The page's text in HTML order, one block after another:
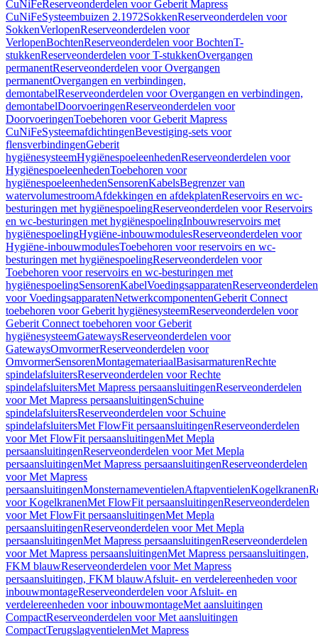
CuNiFeReserveonderdelen voor Geberit Mapress
CuNiFeSysteembuizen 2.1972SokkenReserveonderdelen voor
SokkenVerlopenReserveonderdelen voor
VerlopenBochtenReserveonderdelen voor BochtenT-
stukkenReserveonderdelen voor T-stukkenOvergangen
permanentReserveonderdelen voor Overgangen
permanentOvergangen en verbindingen,
demontabelReserveonderdelen voor Overgangen en verbindingen,
demontabelDoorvoeringenReserveonderdelen voor
DoorvoeringenToebehoren voor Geberit Mapress
CuNiFeSysteemafdichtingenBevestiging-sets voor
flensverbindingenGeberit
hygiënesysteemHygiënespoeleenhedenReserveonderdelen voor
HygiënespoeleenhedenToebehoren voor
hygiënespoeleenhedenSensorenKabelsBegrenzer van
watervolumestroomAfdekkingen en afdekplatenReservoirs en wc-
besturingen met hygiënespoelingReserveonderdelen voor Reservoirs
en wc-besturingen met hygiënespoelingInbouwreservoirs met
hygiënespoelingHygiëne-inbouwmodulesReserveonderdelen voor
Hygiëne-inbouwmodulesToebehoren voor reservoirs en wc-
besturingen met hygiënespoelingReserveonderdelen voor
Toebehoren voor reservoirs en wc-besturingen met
hygiënespoelingSensorenKabelVoedingsapparatenReserveonderdelen
voor VoedingsapparatenNetwerkcomponentenGeberit Connect
toebehoren voor Geberit hygiënesysteemReserveonderdelen voor
Geberit Connect toebehoren voor Geberit
hygiënesysteemGatewaysReserveonderdelen voor
GatewaysOmvormerReserveonderdelen voor
OmvormerSensorenMontagemateriaalBasisarmaturenRechte
spindelafsluitersReserveonderdelen voor Rechte
spindelafsluitersMet Mapress persaansluitingenReserveonderdelen
voor Met Mapress persaansluitingenSchuine
spindelafsluitersReserveonderdelen voor Schuine
spindelafsluitersMet FlowFit persaansluitingenReserveonderdelen
voor Met FlowFit persaansluitingenMet Mepla
persaansluitingenReserveonderdelen voor Met Mepla
persaansluitingenMet Mapress persaansluitingenReserveonderdelen
voor Met Mapress
persaansluitingenMonsternameventielenAftapventielenKogelkranen
voor KogelkranenMet FlowFit persaansluitingenReserveonderdelen
voor Met FlowFit persaansluitingenMet Mepla
persaansluitingenReserveonderdelen voor Met Mepla
persaansluitingenMet Mapress persaansluitingenReserveonderdelen
voor Met Mapress persaansluitingenMet Mapress persaansluitingen,
FKM blauwReserveonderdelen voor Met Mapress
persaansluitingen, FKM blauwAfsluit- en verdelereenheden voor
inbouwmontageReserveonderdelen voor Afsluit- en
verdelereenheden voor inbouwmontageMet aansluitingen
CompactReserveonderdelen voor Met aansluitingen
CompactTerugslagventielenMet Mapress